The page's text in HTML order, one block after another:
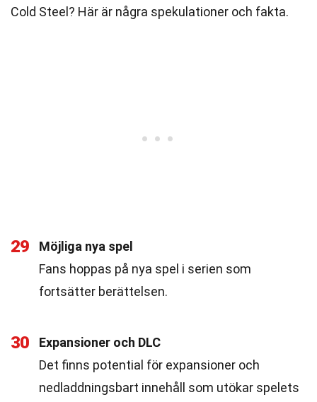
Cold Steel? Här är några spekulationer och fakta.
29
Möjliga nya spel
Fans hoppas på nya spel i serien som
fortsätter berättelsen.
30
Expansioner och DLC
Det finns potential för expansioner och
nedladdningsbart innehåll som utökar spelets